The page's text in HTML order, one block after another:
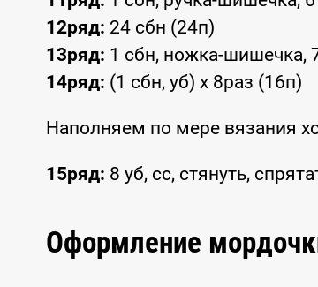
12ряд: 24 сбн (24п)
13ряд: 1 сбн, ножка-шишечка,
14ряд: (1 сбн, уб) х 8раз (16п)
Наполняем по мере вязания
15ряд: 8 уб, сс, стянуть,
Оформление